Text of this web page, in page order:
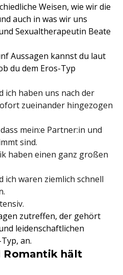
Weisen, wie wir die
auch in was wir uns
Sexualtherapeutin Beate
Aussagen kannst du laut
du dem Eros-Typ
ich haben uns nach der
zueinander hingezogen
mein:e Partner:in und
sind.
haben einen ganz großen
ich waren ziemlich schnell
zutreffen, der gehört
leidenschaftlichen
an.
Romantik hält